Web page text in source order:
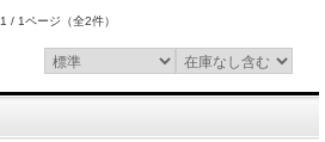
1 / 1ページ （全2件）